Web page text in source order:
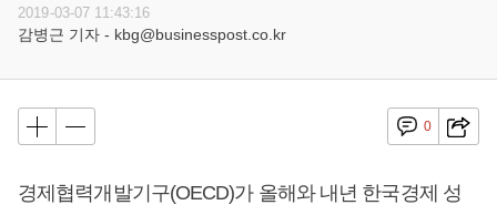
2019-03-07 11:43:16
감병근 기자 - kbg@businesspost.co.kr
0
경제협력개발기구(OECD)가 올해와 내년 한국경제 성